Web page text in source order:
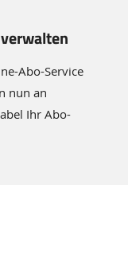
Abo-Service
nun an
Ihr Abo-